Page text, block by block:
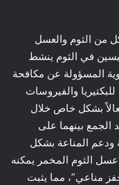
كل من الثوم والعسل
في الثوم ينشط
المسؤولة عن مكافحة
والفيروسات
بشكل خاص خلال
الجمع بينهما على
ودعم المناعة بشكل
الثوم المخمر يمكنه
مناعي”، مما يثبت